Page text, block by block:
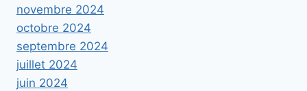
novembre 2024
octobre 2024
septembre 2024
juillet 2024
juin 2024